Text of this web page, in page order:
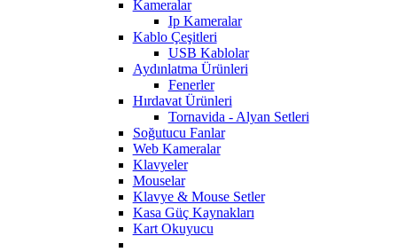
Kameralar
Ip Kameralar
Kablo Çeşitleri
USB Kablolar
Aydınlatma Ürünleri
Fenerler
Hırdavat Ürünleri
Tornavida - Alyan Setleri
Soğutucu Fanlar
Web Kameralar
Klavyeler
Mouselar
Klavye & Mouse Setler
Kasa Güç Kaynakları
Kart Okuyucu